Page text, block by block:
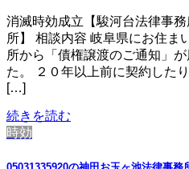
消滅時効成立【駿河台法律事
所】 相談内容 岐阜県にお住ま
所から「債権譲渡のご通知」
た。 ２０年以上前に契約した
[…]
続きを読む
時効